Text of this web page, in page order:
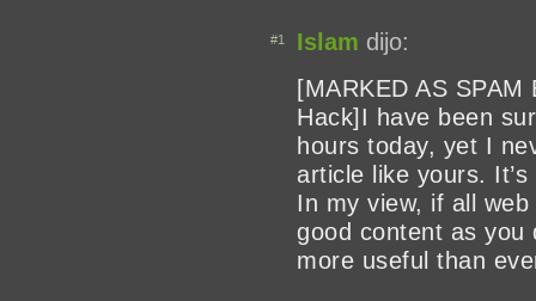
#1 Islam dijo:
[MARKED AS
Hack]I have been
hours today, yet I
article like yours.
In my view, if all
good content as you
more useful than